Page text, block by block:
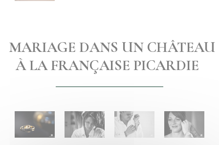
MARIAGE DANS UN CHÂTEAU
À LA FRANÇAISE PICARDIE